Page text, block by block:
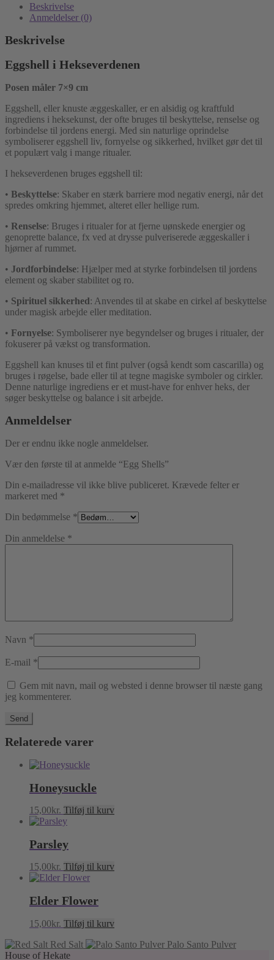
Beskrivelse
Anmeldelser (0)
Beskrivelse
Eggshell i Hekseverdenen
Posen måler 7×9 cm
Eggshell, eller knuste æggeskaller, er en alsidig og kraftfuld
ingrediens i heksekunst, der ofte bruges til beskyttelse, renselse og
forbindelse til jordens energi. Med sin naturlige oprindelse
symboliserer eggshell liv, fornyelse og sikkerhed, hvilket gør det til
et populært valg i mange ritualer.
I hekseverdenen bruges eggshell til:
• Beskyttelse: Skaber en stærk barriere mod negativ energi, når det
spredes omkring hjemmet, alteret eller hellige rum.
• Renselse: Bruges i ritualer for at fjerne uønskede energier og
genoprette balance, fx ved at drysse pulveriserede æggeskaller i
hjørner af rummet.
• Jordforbindelse: Hjælper med at styrke forbindelsen til jordens
element og skaber stabilitet og ro.
• Spirituel sikkerhed: Anvendes til at skabe en cirkel af beskyttelse
under magisk arbejde eller meditation.
• Fornyelse: Symboliserer nye begyndelser og bruges i ritualer, der
fokuserer på vækst og transformation.
Eggshell kan knuses til et fint pulver (også kendt som cascarilla) og
bruges i røgelse, bade eller til at tegne magiske symboler og cirkler.
Denne naturlige ingrediens er et must-have for enhver heks, der
søger beskyttelse og balance i sit arbejde.
Anmeldelser
Der er endnu ikke nogle anmeldelser.
Vær den første til at anmelde “Egg Shells”
Din e-mailadresse vil ikke blive publiceret. Krævede felter er
markeret med *
Din bedømmelse *
Din anmeldelse *
Navn *
E-mail *
Gem mit navn, mail og websted i denne browser til næste gang
jeg kommenterer.
Relaterede varer
Honeysuckle
15,00kr. Tilføj til kurv
Parsley
15,00kr. Tilføj til kurv
Elder Flower
15,00kr. Tilføj til kurv
Red Salt
Palo Santo Pulver
House of Hekate